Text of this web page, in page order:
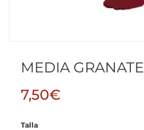
MEDIA GRANATE
7,50€
Talla